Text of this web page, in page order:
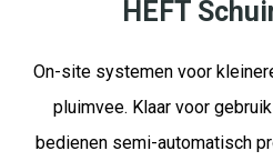
HEFT
On-site systemen voor
pluimvee. Klaar voor
bedienen semi-automatisch